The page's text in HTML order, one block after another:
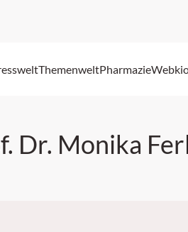
ThemenweltPharmazie
Dr. Monika